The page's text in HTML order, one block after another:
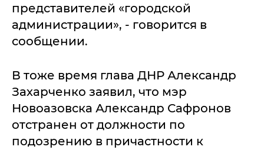
представителей «городской
администрации», - говорится в
сообщении.
В тоже время глава ДНР Александр
Захарченко заявил, что мэр
Новоазовска Александр Сафронов
отстранен от должности по
подозрению в причастности к